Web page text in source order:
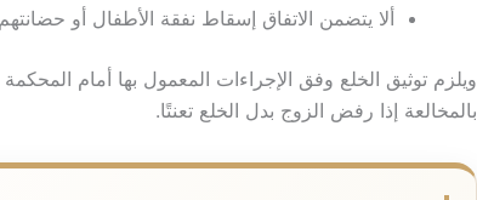
ألا يتضمن الاتفاق إسقاط نفقة الأطفال أو
ويلزم توثيق الخلع وفق الإجراءات المعمول بها أمام
بالمخالعة إذا رفض الزوج بدل الخلع تعنتًا.